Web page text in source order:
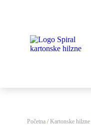
Početna /Kartonske hilzne